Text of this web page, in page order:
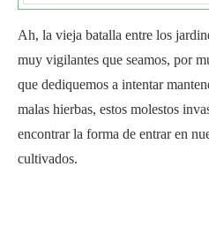
Ah, la vieja batalla entre los
muy vigilantes que seamos, por
que dediquemos a intentar
malas hierbas, estos molestos
encontrar la forma de entrar en
cultivados.